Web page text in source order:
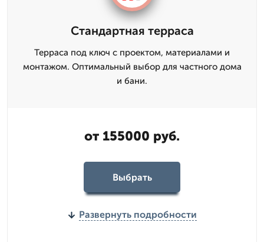
Стандартная терраса
Терраса под ключ с проектом, материалами и
монтажом. Оптимальный выбор для частного дома
и бани.
от 155000 руб.
Выбрать
Развернуть подробности